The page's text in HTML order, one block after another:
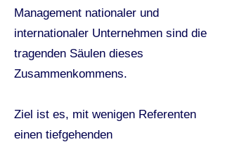
Management nationaler und
internationaler Unternehmen sind die
tragenden Säulen dieses
Zusammenkommens.
Ziel ist es, mit wenigen Referenten
einen tiefgehenden